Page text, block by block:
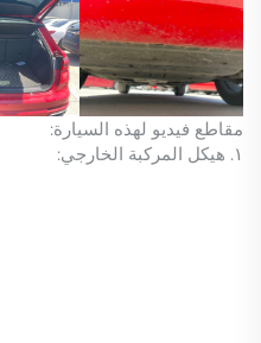
مقاطع فيديو لهذه السيارة:
١. هيكل المركبة الخارجي: